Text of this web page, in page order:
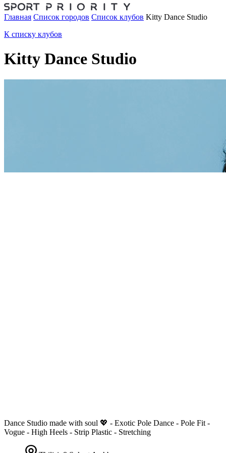
Главная Список городов Список клубов Kitty Dance Studio
К списку клубов
Kitty Dance Studio
Dance Studio made with soul 💖 - Exotic Pole Dance - Pole Fit -
Vogue - High Heels - Strip Plastic - Stretching